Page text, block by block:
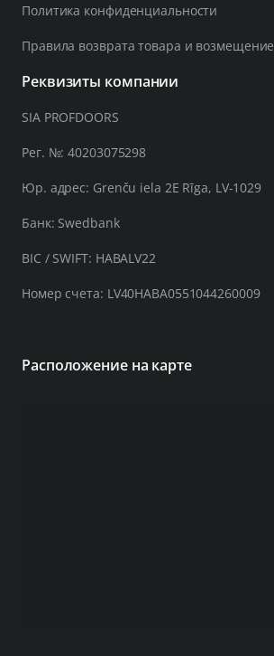
Политика конфиденциальности
Правила возврата товара и возмещение
Реквизиты компании
SIA PROFDOORS
Рег. №: 40203075298
Юр. адрес: Grenču iela 2E Rīga, LV-1029
Банк: Swedbank
BIC / SWIFT: HABALV22
Номер счета: LV40HABA0551044260009
Расположение на карте